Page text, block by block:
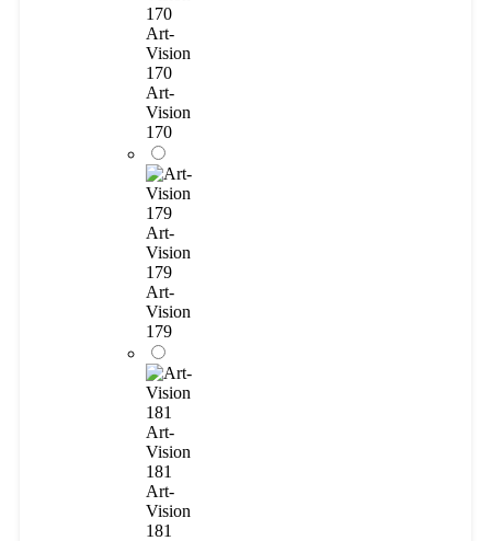
Art-
Vision
170
Art-
Vision
170
Art-
Vision
179
Art-
Vision
179
Art-
Vision
181
Art-
Vision
181